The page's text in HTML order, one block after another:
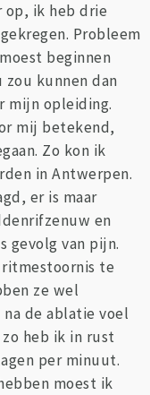
op, ik heb drie
Probleem
beginnen
kunnen dan
mijn opleiding.
mij betekend,
Zo kon ik
in Antwerpen.
er is maar
en
gevolg van pijn.
ritmestoornis te
ze wel
de ablatie voel
heb ik in rust
per minuut.
moest ik